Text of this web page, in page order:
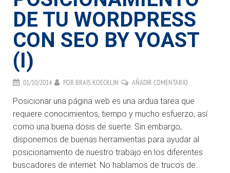
DE TU WORDPRESS
CON SEO BY YOAST
(I)
01/10/2014 POR BRAIS KOECKLIN AÑADIR COMENTARIO
Posicionar una página web es una ardua tarea que
requiere conocimientos, tiempo y mucho esfuerzo, así
como una buena dosis de suerte. Sin embargo,
disponemos de buenas herramientas para ayudar al
posicionamiento de nuestro trabajo en los diferentes
buscadores de internet. No hablamos de trucos de...